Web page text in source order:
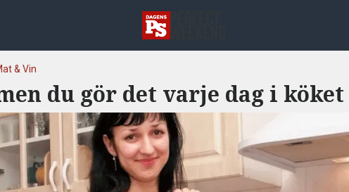
& Vin
du gör det varje dag i köket